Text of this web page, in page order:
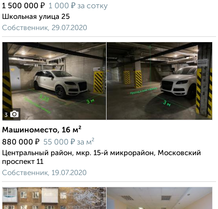
1 500 000 ₽ 1 000 ₽ за сотку
Школьная улица 25
Собственник, 29.07.2020
3
Машиноместо, 16 м²
880 000 ₽ 55 000 ₽ за м²
Центральный район, мкр. 15-й микрорайон, Московский
проспект 11
Собственник, 19.07.2020